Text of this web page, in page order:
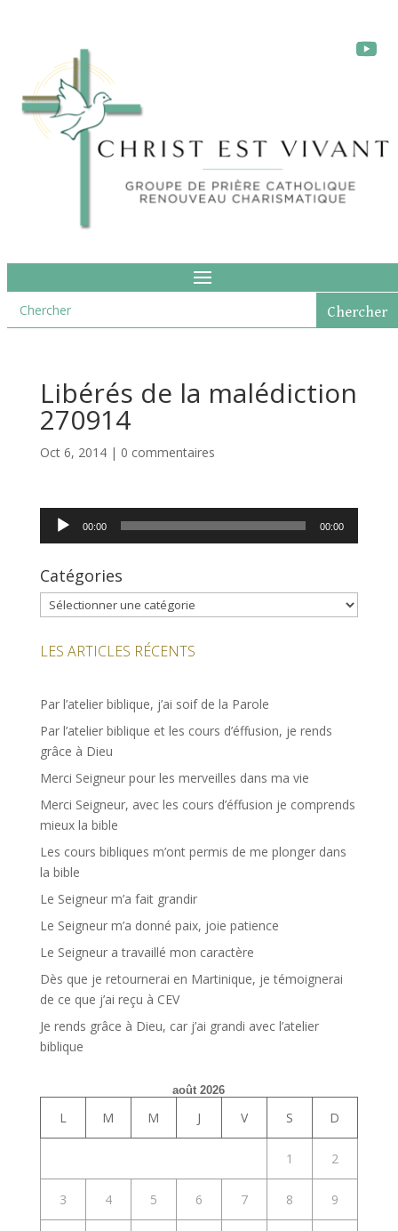
Libérés de la malédiction
270914
Oct 6, 2014| 0 commentaires
Lecteur
00:00 00:00
Catégories
Catégories
LES ARTICLES RÉCENTS
Par l’atelier biblique, j’ai soif de la Parole
Par l’atelier biblique et les cours d’éffusion, je rends
grâce à Dieu
Merci Seigneur pour les merveilles dans ma vie
Merci Seigneur, avec les cours d’éffusion je comprends
mieux la bible
Les cours bibliques m’ont permis de me plonger dans
la bible
Le Seigneur m’a fait grandir
Le Seigneur m’a donné paix, joie patience
Le Seigneur a travaillé mon caractère
Dès que je retournerai en Martinique, je témoignerai
de ce que j’ai reçu à CEV
Je rends grâce à Dieu, car j’ai grandi avec l’atelier
biblique
août 2026
L M M J V S D
1 2
3 4 5 6 7 8 9